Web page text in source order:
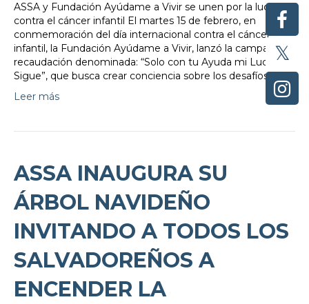
ASSA y Fundación Ayúdame a Vivir se unen por la lucha
contra el cáncer infantil El martes 15 de febrero, en
conmemoración del día internacional contra el cáncer
infantil, la Fundación Ayúdame a Vivir, lanzó la campaña de
recaudación denominada: “Solo con tu Ayuda mi Lucha
Sigue”, que busca crear conciencia sobre los desafíos y…
Leer más
ASSA INAUGURA SU
ÁRBOL NAVIDEÑO
INVITANDO A TODOS LOS
SALVADOREÑOS A
ENCENDER LA